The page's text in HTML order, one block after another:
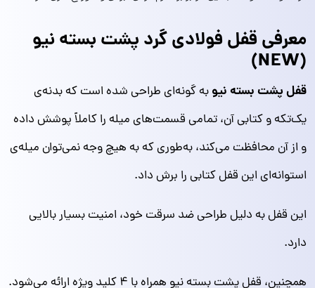
معرفی قفل فولادی گرد پشت بسته نیو
(NEW)
قفل پشت بسته نیوبه گونه‌ای طراحی شده است که بدنه‌ی
یک‌تکه و کتابی آن، تمامی قسمت‌های میله را کاملاً پوشش داده
و از آن محافظت می‌کند، به‌طوری که به هیچ وجه نمی‌توان میله‌ی
استوانه‌ای این قفل کتابی را برش داد.
این قفل به دلیل طراحی ضد سرقت خود، امنیت بسیار بالایی
دارد.
همچنین، قفل پشت بسته نیو همراه با ۴ کلید ویژه ارائه می‌شود.